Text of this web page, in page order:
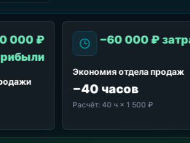
000 ₽
−60 000 ₽
Экономия отдела продаж
−40 часов
Расчёт:40 ч × 1 500 ₽